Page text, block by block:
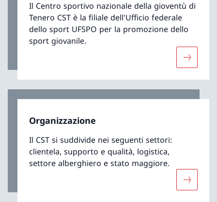
Il Centro sportivo nazionale della gioventù di
Tenero CST è la filiale dell'Ufficio federale
dello sport UFSPO per la promozione dello
sport giovanile.
Organizzazione
Il CST si suddivide nei seguenti settori:
clientela, supporto e qualità, logistica,
settore alberghiero e stato maggiore.